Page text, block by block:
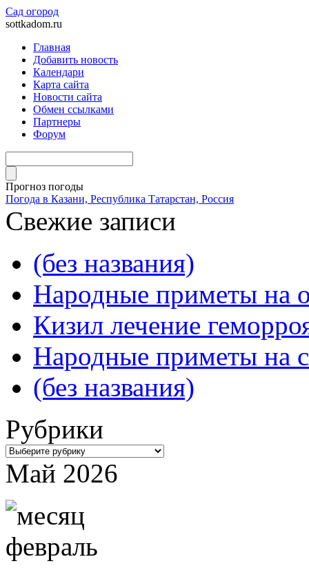
Сад огород
sottkadom.ru
Главная
Добавить новость
Календари
Карта сайта
Новости сайта
Обмен ссылками
Партнеры
Форум
Прогноз погоды
Погода в Казани, Республика Татарстан, Россия
Свежие записи
(без названия)
Народные приметы на
Кизил лечение
Народные приметы на
(без названия)
Рубрики
Рубрики
Май 2026